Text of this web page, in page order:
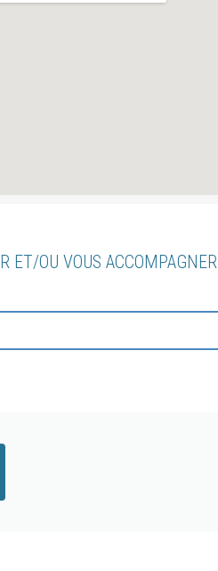
ET/OU VOUS ACCOMPAGNER